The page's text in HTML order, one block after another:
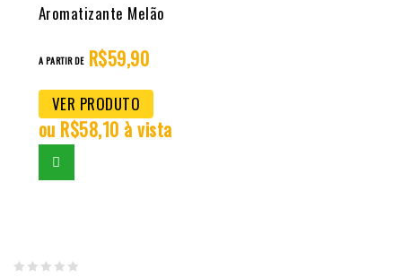
Aromatizante Melão
A PARTIR DE R$59,90
VER PRODUTO
ou R$58,10 à vista